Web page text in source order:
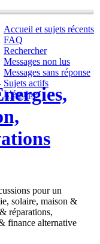
Accueil et sujets récents
FAQ
Rechercher
Messages non lus
Messages sans réponse
Sujets actifs
L’équipe
pour un
solaire, maison &
réparations,
finance alternative